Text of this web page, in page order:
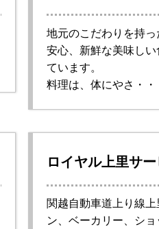
地元のこだわりを持
安心、新鮮な美味し
ています。
料理は、体にやさ・・
ロイヤル上里サ
関越自動車道上り線
ン、ベーカリー、シ